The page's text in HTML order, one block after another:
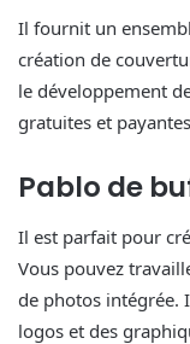
Il fournit un
création de
le développement
gratuites et
Pablo de
Il est parfait pour
Vous pouvez
de photos intégrée.
logos et des